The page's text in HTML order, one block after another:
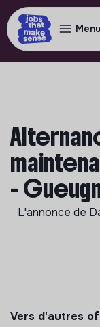
Menu
-
L'annonce de
Vers d'autres